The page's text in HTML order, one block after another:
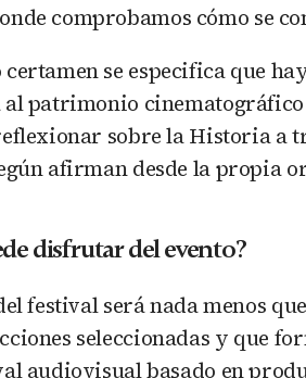
comprobamos cómo se
certamen se especifica que
patrimonio
sobre la Historia a
afirman desde la propia
disfrutar del evento?
festival será nada menos
seleccionadas y que
audiovisual basado en